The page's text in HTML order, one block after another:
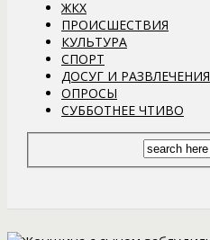
ЖКХ
ПРОИСШЕСТВИЯ
КУЛЬТУРА
СПОРТ
ДОСУГ И РАЗВЛЕЧЕНИЯ
ОПРОСЫ
СУББОТНЕЕ ЧТИВО